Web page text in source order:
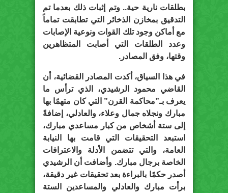
بطلقات نارية حية.. وتم إثبات ذلك بعدما تم
التدقيق بمخازن الذخائر التي تطابقت تماماً
مع أماكن وجود تلك القوات ونوعية الإصابات
وعدد الطلقات التي أصابت المتظاهرين
وقتها، وفق المصادر.
في هذا السياق، أكدت المصادر القضائية، أن
القاضي محمود الرشيدي، الذي ترأس ما
يعرف بـ”محاكمة القرن” التي كان متهمًا بها
مبارك ونجلاه جمال وعلاء، والعادلي، إضافةً
إلى ستة أشخاص من كبار مساعدي مبارك،
استبعد التحقيقات التي قامت بها النيابة
العامة، والتي تتضمن الأدلة والاعترافات
الخاصة برجال مبارك. وأضافت أن الرشيدي
أصدر حكمًا بالبراءة بعد تحقيقات غير دقيقة،
برأت مبارك والعادلي والمساعدين الستة